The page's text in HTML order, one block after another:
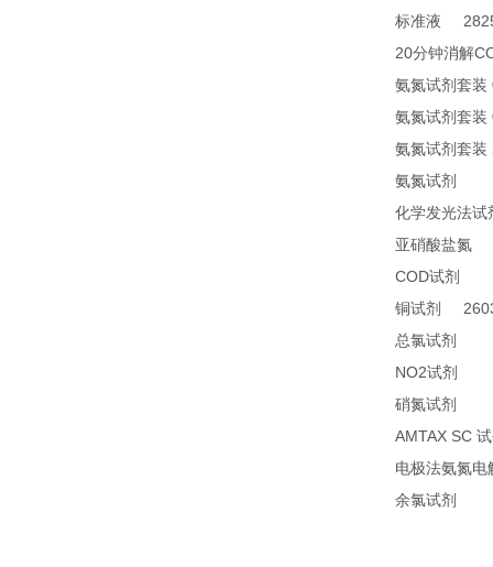
标准液
20分钟消解
氨氮试剂套装
氨氮试剂套装
氨氮试剂套装
氨氮试剂
化学发光法试
亚硝酸盐氮
COD试剂
铜试剂
总氯试剂
NO2试剂
硝氮试剂
AMTAX SC
电极法氨氮电
余氯试剂